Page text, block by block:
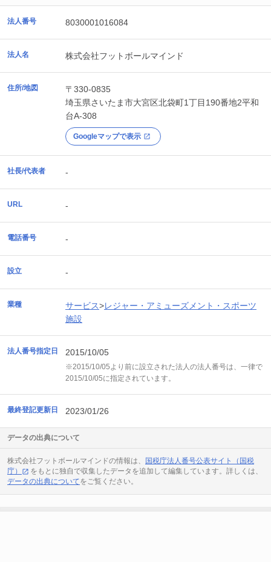
法人番号 8030001016084
法人名 株式会社フットボールマインド
住所/地図
〒330-0835
埼玉県さいたま市大宮区北袋町1丁目190番地2平和
台A-308
Googleマップで表示
社長/代表者 -
URL -
電話番号 -
設立 -
業種 サービス>レジャー・アミューズメント・スポーツ
施設
法人番号指定日 2015/10/05
※2015/10/05より前に設立された法人の法人番号は、一律で
2015/10/05に指定されています。
最終登記更新日 2023/01/26
データの出典について
株式会社フットボールマインドの情報は、
国税庁法人番号公表サイト（国税
庁）
をもとに独自で収集したデータを追加して編集しています。詳しくは、
データの出典についてをご覧ください。